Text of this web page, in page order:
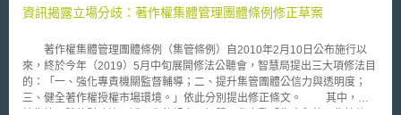
視聽產業之著作權，同時兼顧基於特殊目的（教育、研究等）而使用跨境線
網路數位內容服務提供業者之行為規則，涉及歐盟著作權如何因應數位
時代之挑戰。在歐執會之〈歐盟單一數位內容市場策略〉報告中指出，為提
高數位內容之可接近性，歐盟需提高其著作權法制之現代化程度，而令數位
內容有跨境攜帶性將是歐盟邁向單一數位內容市場先跨出的第一步。歐執會
今後除將於2016年陸續提出多項有關著作權之現代化法案化，並且希望網
資訊揭露立場分歧：著作權集體管理團體條例修正草案
著作權集體管理團體條例（集管條例）自2010年2月10日公布施行以
來，終於今年（2019）5月中旬展開修法公聽會，智慧局提出三大項修法目
的：「一、強化專責機關監督輔導；二、提升集管團體公信力與透明度；
三、健全著作權授權市場環境。」依此分別提出修正條文。 其中，關